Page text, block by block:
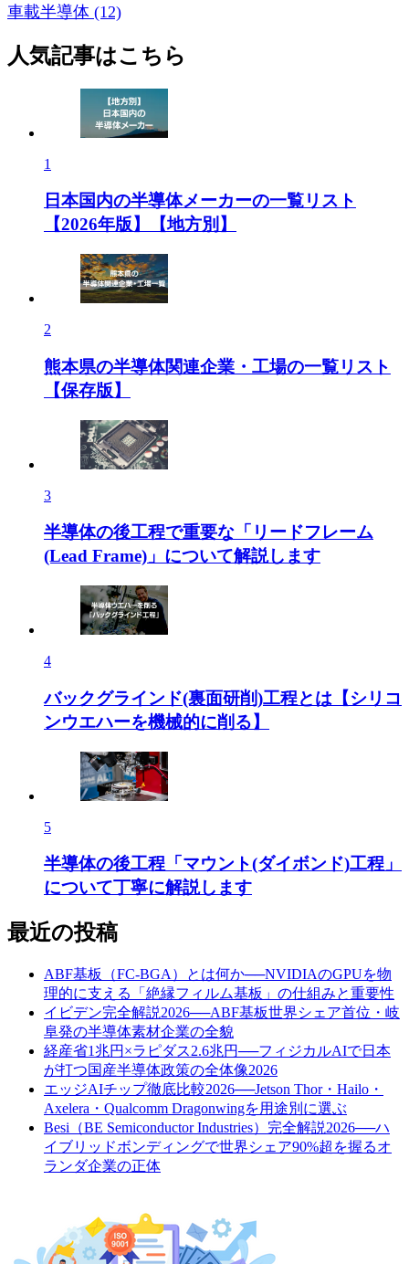
車載半導体 (12)
人気記事はこちら
1
日本国内の半導体メーカーの一覧リスト
【2026年版】【地方別】
2
熊本県の半導体関連企業・工場の一覧リスト
【保存版】
3
半導体の後工程で重要な「リードフレーム
(Lead Frame)」について解説します
4
バックグラインド(裏面研削)工程とは【シリコ
ンウエハーを機械的に削る】
5
半導体の後工程「マウント(ダイボンド)工程」
について丁寧に解説します
最近の投稿
ABF基板（FC-BGA）とは何か──NVIDIAのGPUを物
理的に支える「絶縁フィルム基板」の仕組みと重要性
イビデン完全解説2026──ABF基板世界シェア首位・岐
阜発の半導体素材企業の全貌
経産省1兆円×ラピダス2.6兆円──フィジカルAIで日本
が打つ国産半導体政策の全体像2026
エッジAIチップ徹底比較2026──Jetson Thor・Hailo・
Axelera・Qualcomm Dragonwingを用途別に選ぶ
Besi（BE Semiconductor Industries）完全解説2026──ハ
イブリッドボンディングで世界シェア90%超を握るオ
ランダ企業の正体